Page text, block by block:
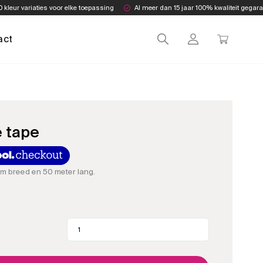
kleur variaties voor elke toepassing Al meer dan 15 jaar 100% kwaliteit
tape
breed en 50 meter lang.
crêpe
tape